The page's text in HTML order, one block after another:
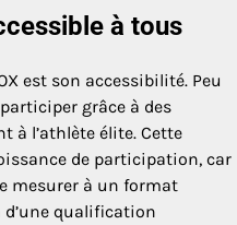
à tous
est son accessibilité. Peu
grâce à des
à l’athlète élite. Cette
de participation, car
mesurer à un format
qualification